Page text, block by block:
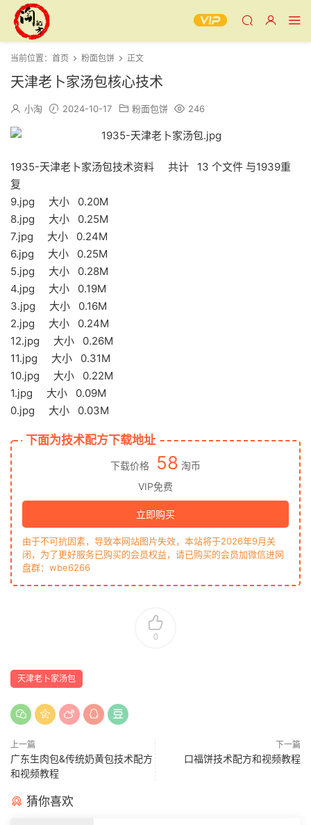
当前位置： 首页 粉面包饼 正文
天津老卜家汤包核心技术
小淘 2024-10-17 粉面包饼 246
1935-天津老卜家汤包技术资料 共计 13 个文件 与1939重
复
9.jpg 大小 0.20M
8.jpg 大小 0.25M
7.jpg 大小 0.24M
6.jpg 大小 0.25M
5.jpg 大小 0.28M
4.jpg 大小 0.19M
3.jpg 大小 0.16M
2.jpg 大小 0.24M
12.jpg 大小 0.26M
11.jpg 大小 0.31M
10.jpg 大小 0.22M
1.jpg 大小 0.09M
0.jpg 大小 0.03M
下面为技术配方下载地址
下载价格 58 淘币
VIP免费
立即购买
由于不可抗因素，导致本网站图片失效，本站将于2026年9月关
闭，为了更好服务已购买的会员权益，请已购买的会员加微信进网
盘群：wbe6266
0
天津老卜家汤包
上一篇
广东生肉包&传统奶黄包技术配方
和视频教程
下一篇
口福饼技术配方和视频教程
猜你喜欢